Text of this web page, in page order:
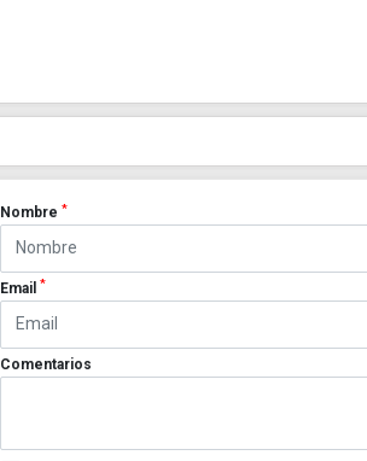
Nombre*
Email*
Comentarios